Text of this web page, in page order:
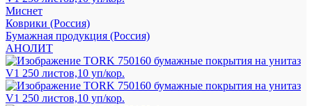
Миснет
Коврики (Россия)
Бумажная продукция (Россия)
АНОЛИТ